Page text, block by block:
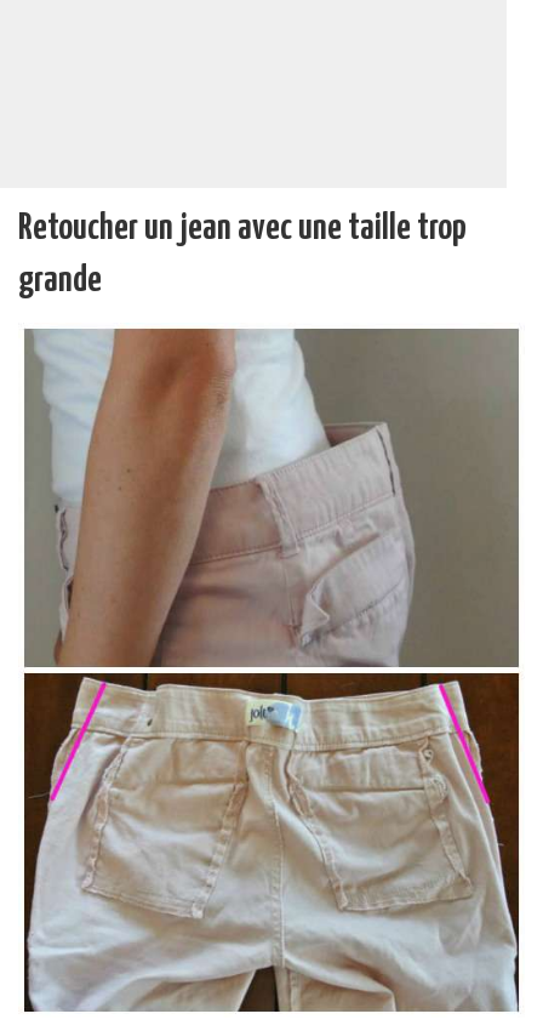
Retoucher un jean avec une taille trop
grande